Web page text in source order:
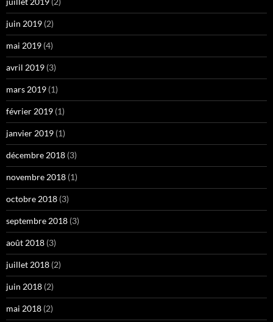
juin 2019 (2)
mai 2019 (4)
avril 2019 (3)
mars 2019 (1)
février 2019 (1)
janvier 2019 (1)
décembre 2018 (3)
novembre 2018 (1)
octobre 2018 (3)
septembre 2018 (3)
août 2018 (3)
juillet 2018 (2)
juin 2018 (2)
mai 2018 (2)